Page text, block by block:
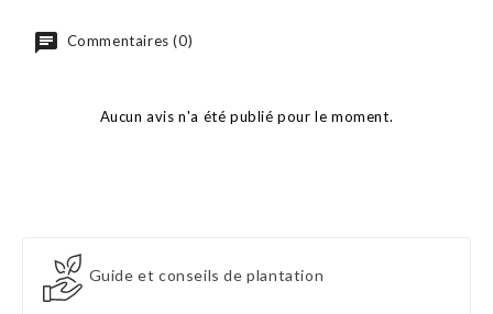
Commentaires (0)
Aucun avis n'a été publié pour le moment.
Guide et conseils de plantation